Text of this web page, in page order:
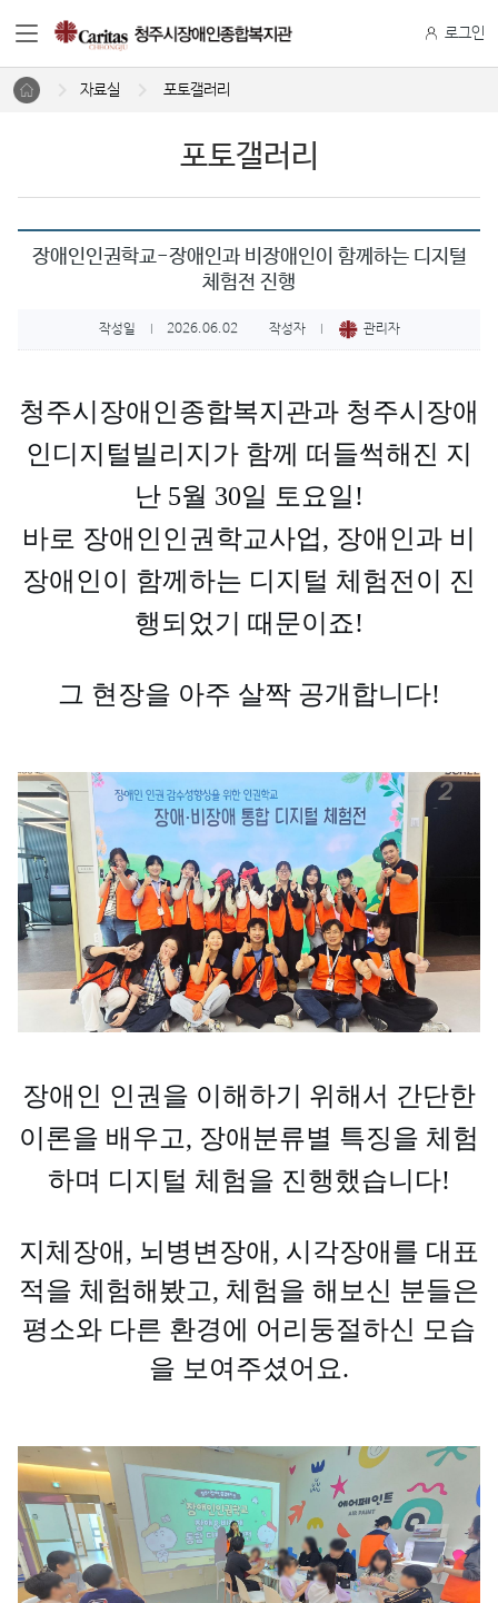
로그인
자료실 포토갤러리
포토갤러리
장애인인권학교-장애인과 비장애인이 함께하는 디지털
체험전 진행
작성일 2026.06.02 작성자 관리자
청주시장애인종합복지관과 청주시장애
인디지털빌리지가 함께 떠들썩해진 지
난 5월 30일 토요일!
바로 장애인인권학교사업, 장애인과 비
장애인이 함께하는 디지털 체험전이 진
행되었기 때문이죠!
그 현장을 아주 살짝 공개합니다!
장애인 인권을 이해하기 위해서 간단한
이론을 배우고, 장애분류별 특징을 체험
하며 디지털 체험을 진행했습니다!
지체장애, 뇌병변장애, 시각장애를 대표
적을 체험해봤고, 체험을 해보신 분들은
평소와 다른 환경에 어리둥절하신 모습
을 보여주셨어요.